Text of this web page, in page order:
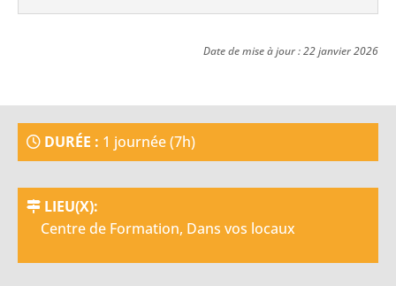
Date de mise à jour : 22 janvier 2026
DURÉE : 1 journée (7h)
LIEU(X):
Centre de Formation, Dans vos locaux